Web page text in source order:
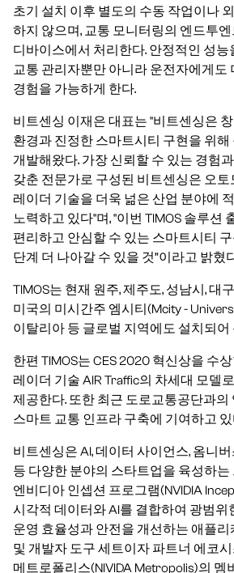
초기 설치 이후 별도의 수동 작업이나
하지 않으며, 교통 모니터링의 엔드투
디바이스에서 처리한다. 안정적인 성능
교통 관리자뿐만 아니라 운전자에게도
경험을 가능하게 한다.
비트센싱 이재은 대표는 "비트센싱은
환경과 진정한 스마트시티 구현을 위해
개발해왔다. 가장 신뢰할 수 있는 경험
갖춘 전문가로 구성된 비트센싱은 오
레이더 기술을 더욱 넒은 산업 분야에
노력하고 있다"며, "이번 TIMOS 솔루션
편리하고 안심할 수 있는 스마트시티
단계 더 나아갈 수 있을 것”이라고 밝혔
TIMOS는 현재 원주, 제주도, 성남시, 대
미국의 미시간주 엠시티(Mcity -
이탈리아 등 글로벌 지역에도 설치되어
한편 TIMOS는 CES 2020 혁신상을 수
레이더 기술 AIR Traffic의 차세대 모델
제공한다. 또한 최근 도로교통공단과의
스마트 교통 인프라 구축에 기여하고 있
비트센싱은 AI, 데이터 사이언스, 옴니
등 다양한 분야의 스타트업을 육성하는
엔비디아 인셉션 프로그램(NVIDIA
시각적 데이터와 AI를 결합하여 광범위
운영 효율성과 안전을 개선하는 애플
및 개발자 도구 세트이자 파트너 에코
메트로폴리스(NIVIDA Metropolis)의 멤